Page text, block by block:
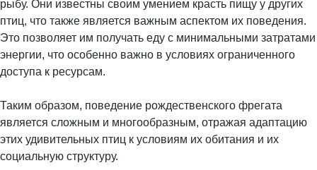
рыбу. Они известны своим умением красть пищу у других
птиц, что также является важным аспектом их поведения.
Это позволяет им получать еду с минимальными затратами
энергии, что особенно важно в условиях ограниченного
доступа к ресурсам.
Таким образом, поведение рождественского фрегата
является сложным и многообразным, отражая адаптацию
этих удивительных птиц к условиям их обитания и их
социальную структуру.